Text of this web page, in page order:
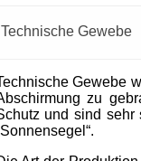
Technische Gewebe
Gewebe
zu
und sind sehr